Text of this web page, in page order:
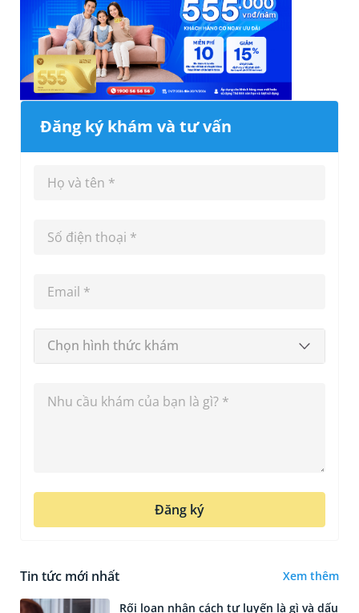
Đăng ký khám và tư vấn
Chọn hình thức khám
Đăng ký
Tin tức mới nhất Xem thêm
Rối loạn nhân cách tự luyến là gì và dấu